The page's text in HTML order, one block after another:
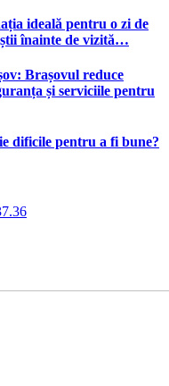
ideală pentru o zi de
înainte de vizită…
Brașovul reduce
și serviciile pentru
dificile pentru a fi bune?